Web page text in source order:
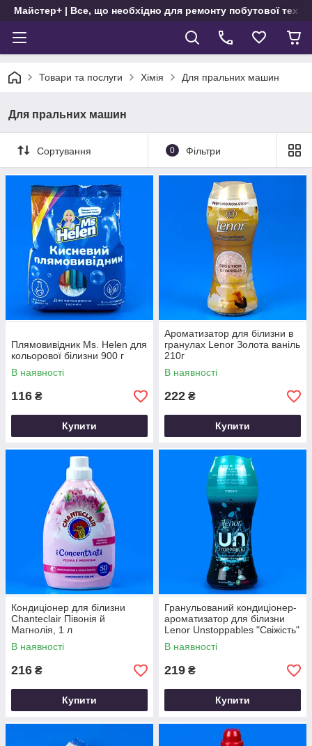
Майстер+ | Все, що необхідно для ремонту побутової
Товари та послуги Хімія Для пральних машин
Для пральних машин
Сортування 0 Фільтри
Плямовивідник Ms. Helen для
кольорової білизни 900 г
В наявності
116 ₴
Купити
Ароматизатор для білизни в
гранулах Lenor Золота ваніль
210г
В наявності
222 ₴
Купити
Кондиціонер для білизни
Chanteclair Півонія й
Магнолія, 1 л
В наявності
216 ₴
Купити
Гранульований кондиціонер-
ароматизатор для білизни
Lenor Unstoppables "Свіжість"
210г
В наявності
219 ₴
Купити